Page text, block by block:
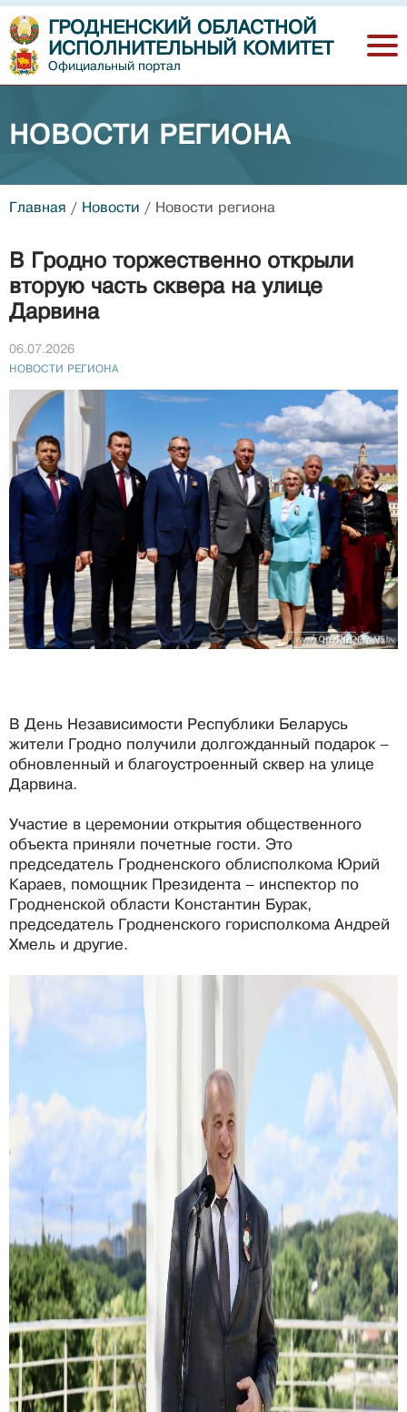
ГРОДНЕНСКИЙ ОБЛАСТНОЙ
ИСПОЛНИТЕЛЬНЫЙ КОМИТЕТ
Официальный портал
НОВОСТИ РЕГИОНА
Главная / Новости / Новости региона
В Гродно торжественно открыли
вторую часть сквера на улице
Дарвина
06.07.2026
НОВОСТИ РЕГИОНА
В День Независимости Республики Беларусь
жители Гродно получили долгожданный подарок –
обновленный и благоустроенный сквер на улице
Дарвина.
Участие в церемонии открытия общественного
объекта приняли почетные гости. Это
председатель Гродненского облисполкома Юрий
Караев, помощник Президента – инспектор по
Гродненской области Константин Бурак,
председатель Гродненского горисполкома Андрей
Хмель и другие.